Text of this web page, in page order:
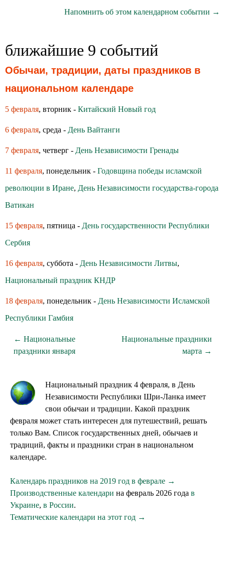
Напомнить об этом календарном событии →
ближайшие 9 событий
Обычаи, традиции, даты праздников в
национальном календаре
5 февраля, вторник - Китайский Новый год
6 февраля, среда - День Вайтанги
7 февраля, четверг - День Независимости Гренады
11 февраля, понедельник - Годовщина победы исламской
революции в Иране, День Независимости государства-города
Ватикан
15 февраля, пятница - День государственности Республики
Сербия
16 февраля, суббота - День Независимости Литвы,
Национальный праздник КНДР
18 февраля, понедельник - День Независимости Исламской
Республики Гамбия
← Национальные
праздники января
Национальные праздники
марта →
Национальный праздник 4 февраля, в День
Независимости Республики Шри-Ланка имеет
свои обычаи и традиции. Какой праздник
февраля может стать интересен для путешествий, решать
только Вам. Список государственных дней, обычаев и
традиций, факты и праздники стран в национальном
календаре.
Календарь праздников на 2019 год в феврале →
Производственные календари на февраль 2026 года в
Украине, в России.
Тематические календари на этот год →